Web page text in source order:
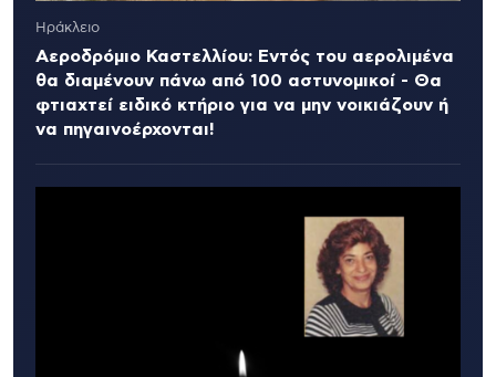
Ηράκλειο
Αεροδρόμιο Καστελλίου: Εντός του αερολιμένα
θα διαμένουν πάνω από 100 αστυνομικοί - Θα
φτιαχτεί ειδικό κτήριο για να μην νοικιάζουν ή
να πηγαινοέρχονται!